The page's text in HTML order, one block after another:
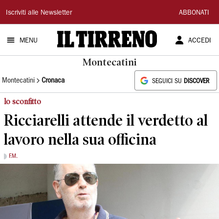
Il
Tirreno
Iscriviti alle Newsletter ABBONATI
MENU ACCEDI
Montecatini
Montecatini Cronaca SEGUICI SU DISCOVER
lo sconfitto
Ricciarelli attende il verdetto al
lavoro nella sua officina
F.M.